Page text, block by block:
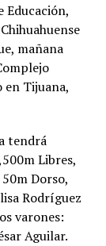
Educación,
mañana
Tijuana,
tendrá
Libres,
Dorso,
Rodríguez
varones:
Aguilar.